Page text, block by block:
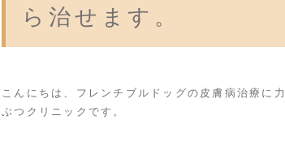
ら治せます。
こんにちは、フレンチブルドッグの皮膚病治療に
ぶつクリニックです。